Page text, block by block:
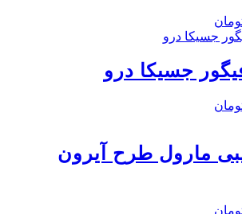
جسیکا درو
مارول طرح آیرون